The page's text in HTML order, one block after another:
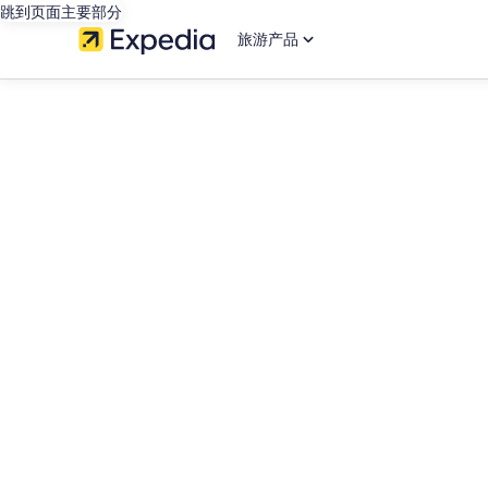
跳到页面主要部分
旅游产品